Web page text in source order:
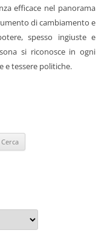
efficace nel panorama
di cambiamento e
spesso ingiuste e
si riconosce in ogni
e tessere politiche.